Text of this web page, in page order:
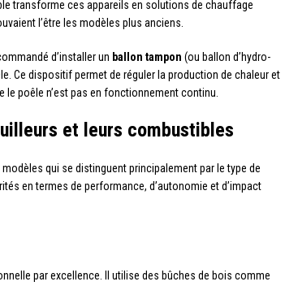
transforme ces appareils en solutions de chauffage
l’être les modèles plus anciens.
d’installer un ballon tampon (ou ballon d’hydro-
Ce dispositif permet de réguler la production de chaleur et
le poêle n’est pas en fonctionnement continu.
et leurs combustibles
qui se distinguent principalement par le type de
en termes de performance, d’autonomie et d’impact
par excellence. Il utilise des bûches de bois comme